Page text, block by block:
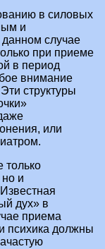
в силовых
и
случае
при приеме
в период
внимание
структуры
или
только
и
дух» в
приема
психика должны